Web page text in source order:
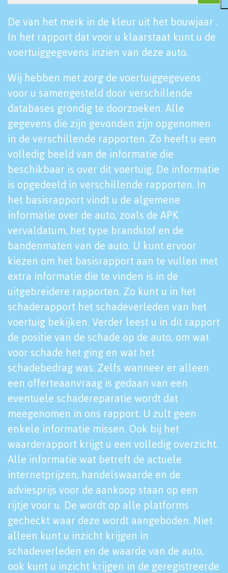
De van het merk in de kleur uit het bouwjaar .
In het rapport dat voor u klaarstaat kunt u de
voertuiggegevens inzien van deze auto.
Wij hebben met zorg de voertuiggegevens
voor u samengesteld door verschillende
databases grondig te doorzoeken. Alle
gegevens die zijn gevonden zijn opgenomen
in de verschillende rapporten. Zo heeft u een
volledig beeld van de informatie die
beschikbaar is over dit voertuig. De informatie
is opgedeeld in verschillende rapporten. In
het basisrapport vindt u de algemene
informatie over de auto, zoals de APK
vervaldatum, het type brandstof en de
bandenmaten van de auto. U kunt ervoor
kiezen om het basisrapport aan te vullen met
extra informatie die te vinden is in de
uitgebreidere rapporten. Zo kunt u in het
schaderapport het schadeverleden van het
voertuig bekijken. Verder leest u in dit rapport
de positie van de schade op de auto, om wat
voor schade het ging en wat het
schadebedrag was. Zelfs wanneer er alleen
een offerteaanvraag is gedaan van een
eventuele schadereparatie wordt dat
meegenomen in ons rapport. U zult geen
enkele informatie missen. Ook bij het
waarderapport krijgt u een volledig overzicht.
Alle informatie wat betreft de actuele
internetprijzen, handelswaarde en de
adviesprijs voor de aankoop staan op een
rijtje voor u. De wordt op alle platforms
gecheckt waar deze wordt aangeboden. Niet
alleen kunt u inzicht krijgen in
schadeverleden en de waarde van de auto,
ook kunt u inzicht krijgen in de geregistreerde